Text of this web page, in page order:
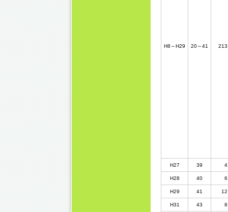
H8～H29 20～41
H27 39
H28 40
H29 41
H31 43